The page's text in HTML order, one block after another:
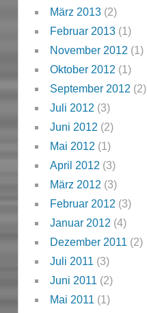
März 2013(2)
Februar 2013(1)
November 2012 (1)
Oktober 2012 (1)
September 2012 (2)
Juli 2012 (3)
Juni 2012 (2)
Mai 2012 (1)
April 2012 (3)
März 2012 (3)
Februar 2012 (3)
Januar 2012 (4)
Dezember 2011 (2)
Juli 2011 (3)
Juni 2011 (2)
Mai 2011 (1)